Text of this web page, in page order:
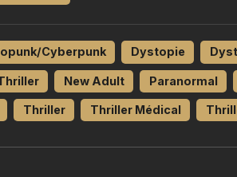
Cyberpunk Dystopie
New Adult Paranormal
Thriller Thriller Médical